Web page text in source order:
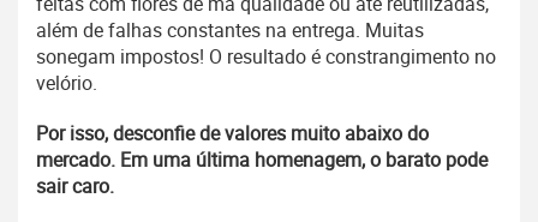
além de falhas constantes na entrega. Muitas
sonegam impostos! O resultado é constrangimento no
velório.
Por isso, desconfie de valores muito abaixo do
mercado. Em uma última homenagem, o barato pode
sair caro.